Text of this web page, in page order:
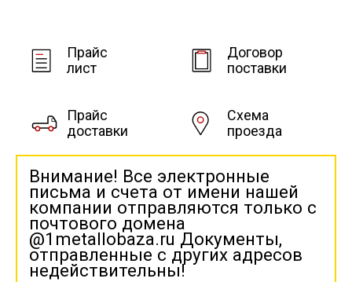
Прайс
лист
Договор
поставки
Прайс
доставки
Схема
проезда
Внимание! Все электронные
письма и счета от имени нашей
компании отправляются только с
почтового домена
@1metallobaza.ru Документы,
отправленные с других адресов
недействительны!